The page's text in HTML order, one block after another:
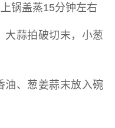
锅盖蒸15分钟左右
蒜拍破切末，小葱
、葱姜蒜末放入碗